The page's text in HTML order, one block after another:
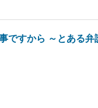
ですから ～とある弁